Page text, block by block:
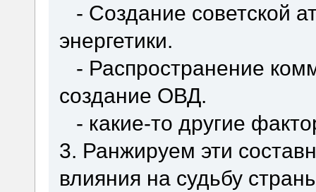
- Создание советской
энергетики.
- Распространение
создание ОВД.
- какие-то другие
3. Ранжируем эти
влияния на судьбу